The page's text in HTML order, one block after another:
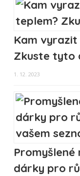
Kam vyrazit
Zkuste tyto
1. 12. 2023
dárky pro